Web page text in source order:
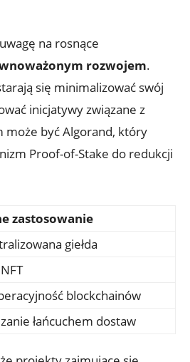
na rosnące
rozwojem.
się minimalizować swój
inicjatywy związane ‍z
⁣może być Algorand, który
Proof-of-Stake do redukcji
zastosowanie
giełda
blockchainów
łańcuchem dostaw